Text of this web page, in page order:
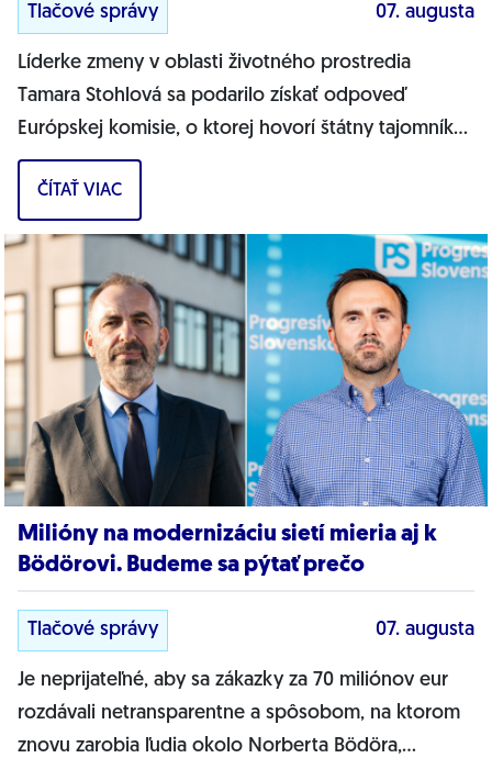
Tlačové správy 07. augusta
Líderke zmeny v oblasti životného prostredia
Tamara Stohlová sa podarilo získať odpoveď
Európskej komisie, o ktorej hovorí štátny tajomník
MŽP Filip Kuffa. Môžem jednoznačne...
ČÍTAŤ VIAC
Milióny na modernizáciu sietí mieria aj k
Bödörovi. Budeme sa pýtať prečo
Tlačové správy 07. augusta
Je neprijateľné, aby sa zákazky za 70 miliónov eur
rozdávali netransparentne a spôsobom, na ktorom
znovu zarobia ľudia okolo Norberta Bödöra,